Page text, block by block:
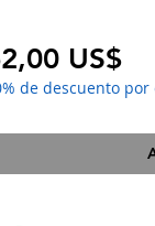
US$
de descuento